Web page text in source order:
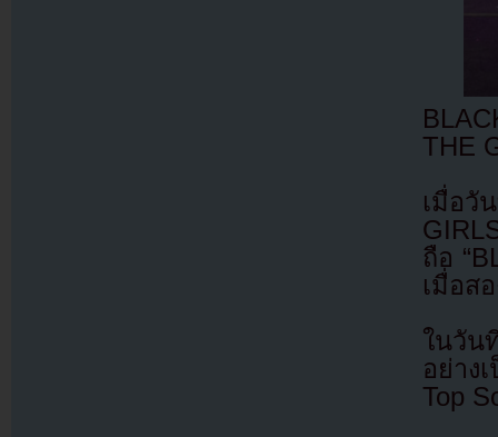
THE
เมื่อวั
ถือ
เมื่อส
ในวัน
อย่าง
Top